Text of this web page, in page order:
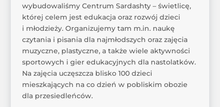
wybudowaliśmy Centrum Sardashty – świetlicę,
której celem jest edukacja oraz rozwój dzieci
i młodzieży. Organizujemy tam m.in. naukę
czytania i pisania dla najmłodszych oraz zajęcia
muzyczne, plastyczne, a także wiele aktywności
sportowych i gier edukacyjnych dla nastolatków.
Na zajęcia uczęszcza blisko 100 dzieci
mieszkających na co dzień w pobliskim obozie
dla przesiedleńców.